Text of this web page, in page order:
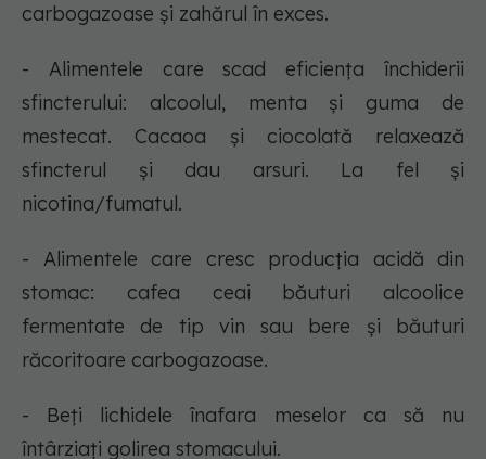
carbogazoase și zahărul în exces.
- Alimentele care scad eficiența închiderii
sfincterului: alcoolul, menta și guma de
mestecat. Cacaoa și ciocolată relaxează
sfincterul și dau arsuri. La fel și
nicotina/fumatul.
- Alimentele care cresc producția acidă din
stomac: cafea ceai băuturi alcoolice
fermentate de tip vin sau bere și băuturi
răcoritoare carbogazoase.
- Beți lichidele înafara meselor ca să nu
întârziați golirea stomacului.